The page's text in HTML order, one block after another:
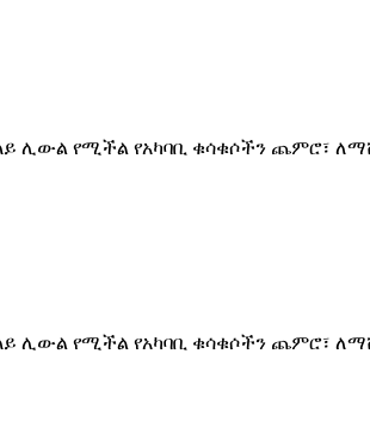
ሊውል የሚችል የአካባቢ ቁሳቁሶችን ጨምሮ፣
ሊውል የሚችል የአካባቢ ቁሳቁሶችን ጨምሮ፣